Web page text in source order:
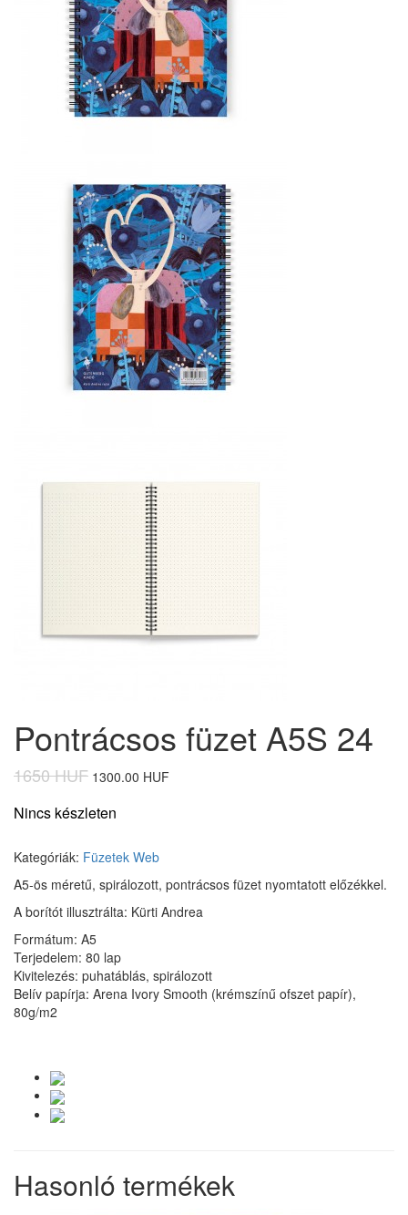
Pontrácsos füzet A5S 24
1650 HUF 1300.00 HUF
Nincs készleten
Kategóriák: Füzetek Web
A5-ös méretű, spirálozott, pontrácsos füzet nyomtatott előzékkel.
A borítót illusztrálta: Kürti Andrea
Formátum: A5
Terjedelem: 80 lap
Kivitelezés: puhatáblás, spirálozott
Belív papírja: Arena Ivory Smooth (krémszínű ofszet papír),
80g/m2
Hasonló termékek